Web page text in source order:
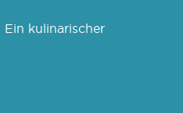
kulinarischer